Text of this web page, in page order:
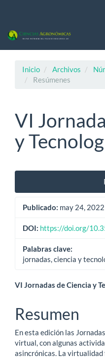
principal
Inicio Archivos
Resúmenes
VI
y
Barra
lateral
del
artículo
Publicado: may 24, 2022
DOI: https://doi.org/
Palabras clave:
jornadas, ciencia y
Contenido
principal
del
artículo
VI Jornadas de Ciencia y
Resumen
En esta edición las
virtual, con algunas
asincrónicas. La